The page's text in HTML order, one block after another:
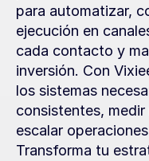
para automatizar,
ejecución en
cada contacto y
inversión. Con
los sistemas
consistentes,
escalar
Transforma tu